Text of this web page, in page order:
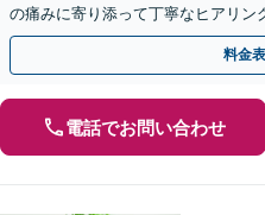
の痛みに寄り添って丁寧なヒアリン
金が得られるよう尽力します！
料金
電話でお問い合わせ